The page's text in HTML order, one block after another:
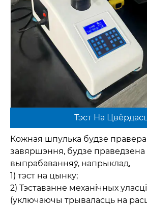
Тэст На
Кожная шпулька будзе
завяршэння, будзе
выпрабаванняў, напрыклад,
1) тэст на цынку;
2) Тэставанне механічных
(уключаючы трываласць на